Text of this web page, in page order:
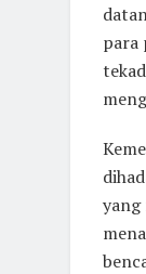
para
yang